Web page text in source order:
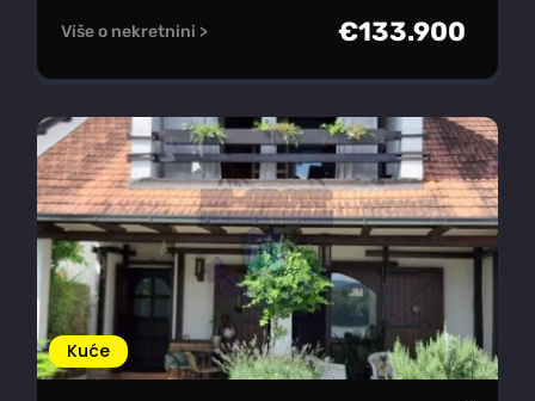
Više o nekretnini > €133.900
Kuće